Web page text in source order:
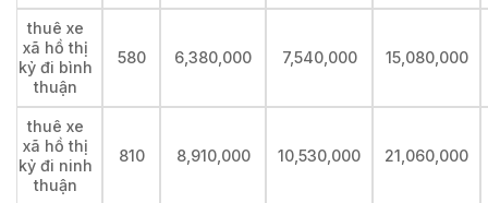
thuê xe
xã hồ thị
kỷ đi bình
thuận
580 6,380,000 7,540,000 15,080,000
thuê xe
xã hồ thị
kỷ đi ninh
thuận
810 8,910,000 10,530,000 21,060,000